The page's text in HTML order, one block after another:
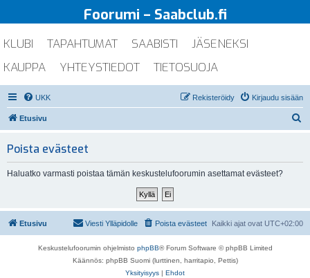
Foorumi – Saabclub.fi
KLUBI TAPAHTUMAT SAABISTI
JÄSENEKSI
KAUPPA
YHTEYSTIEDOT TIETOSUOJA
UKK Kirjaudu sisään
Rekisteröidy
Etusivu
Poista evästeet
Haluatko varmasti poistaa tämän keskustelufoorumin asettamat evästeet?
Etusivu Kaikki ajat ovat UTC+02:00
Poista evästeet
Viesti Ylläpidolle
Keskustelufoorumin ohjelmisto phpBB® Forum Software © phpBB Limited
Käännös: phpBB Suomi (lurttinen, harritapio, Pettis)
Yksityisyys | Ehdot